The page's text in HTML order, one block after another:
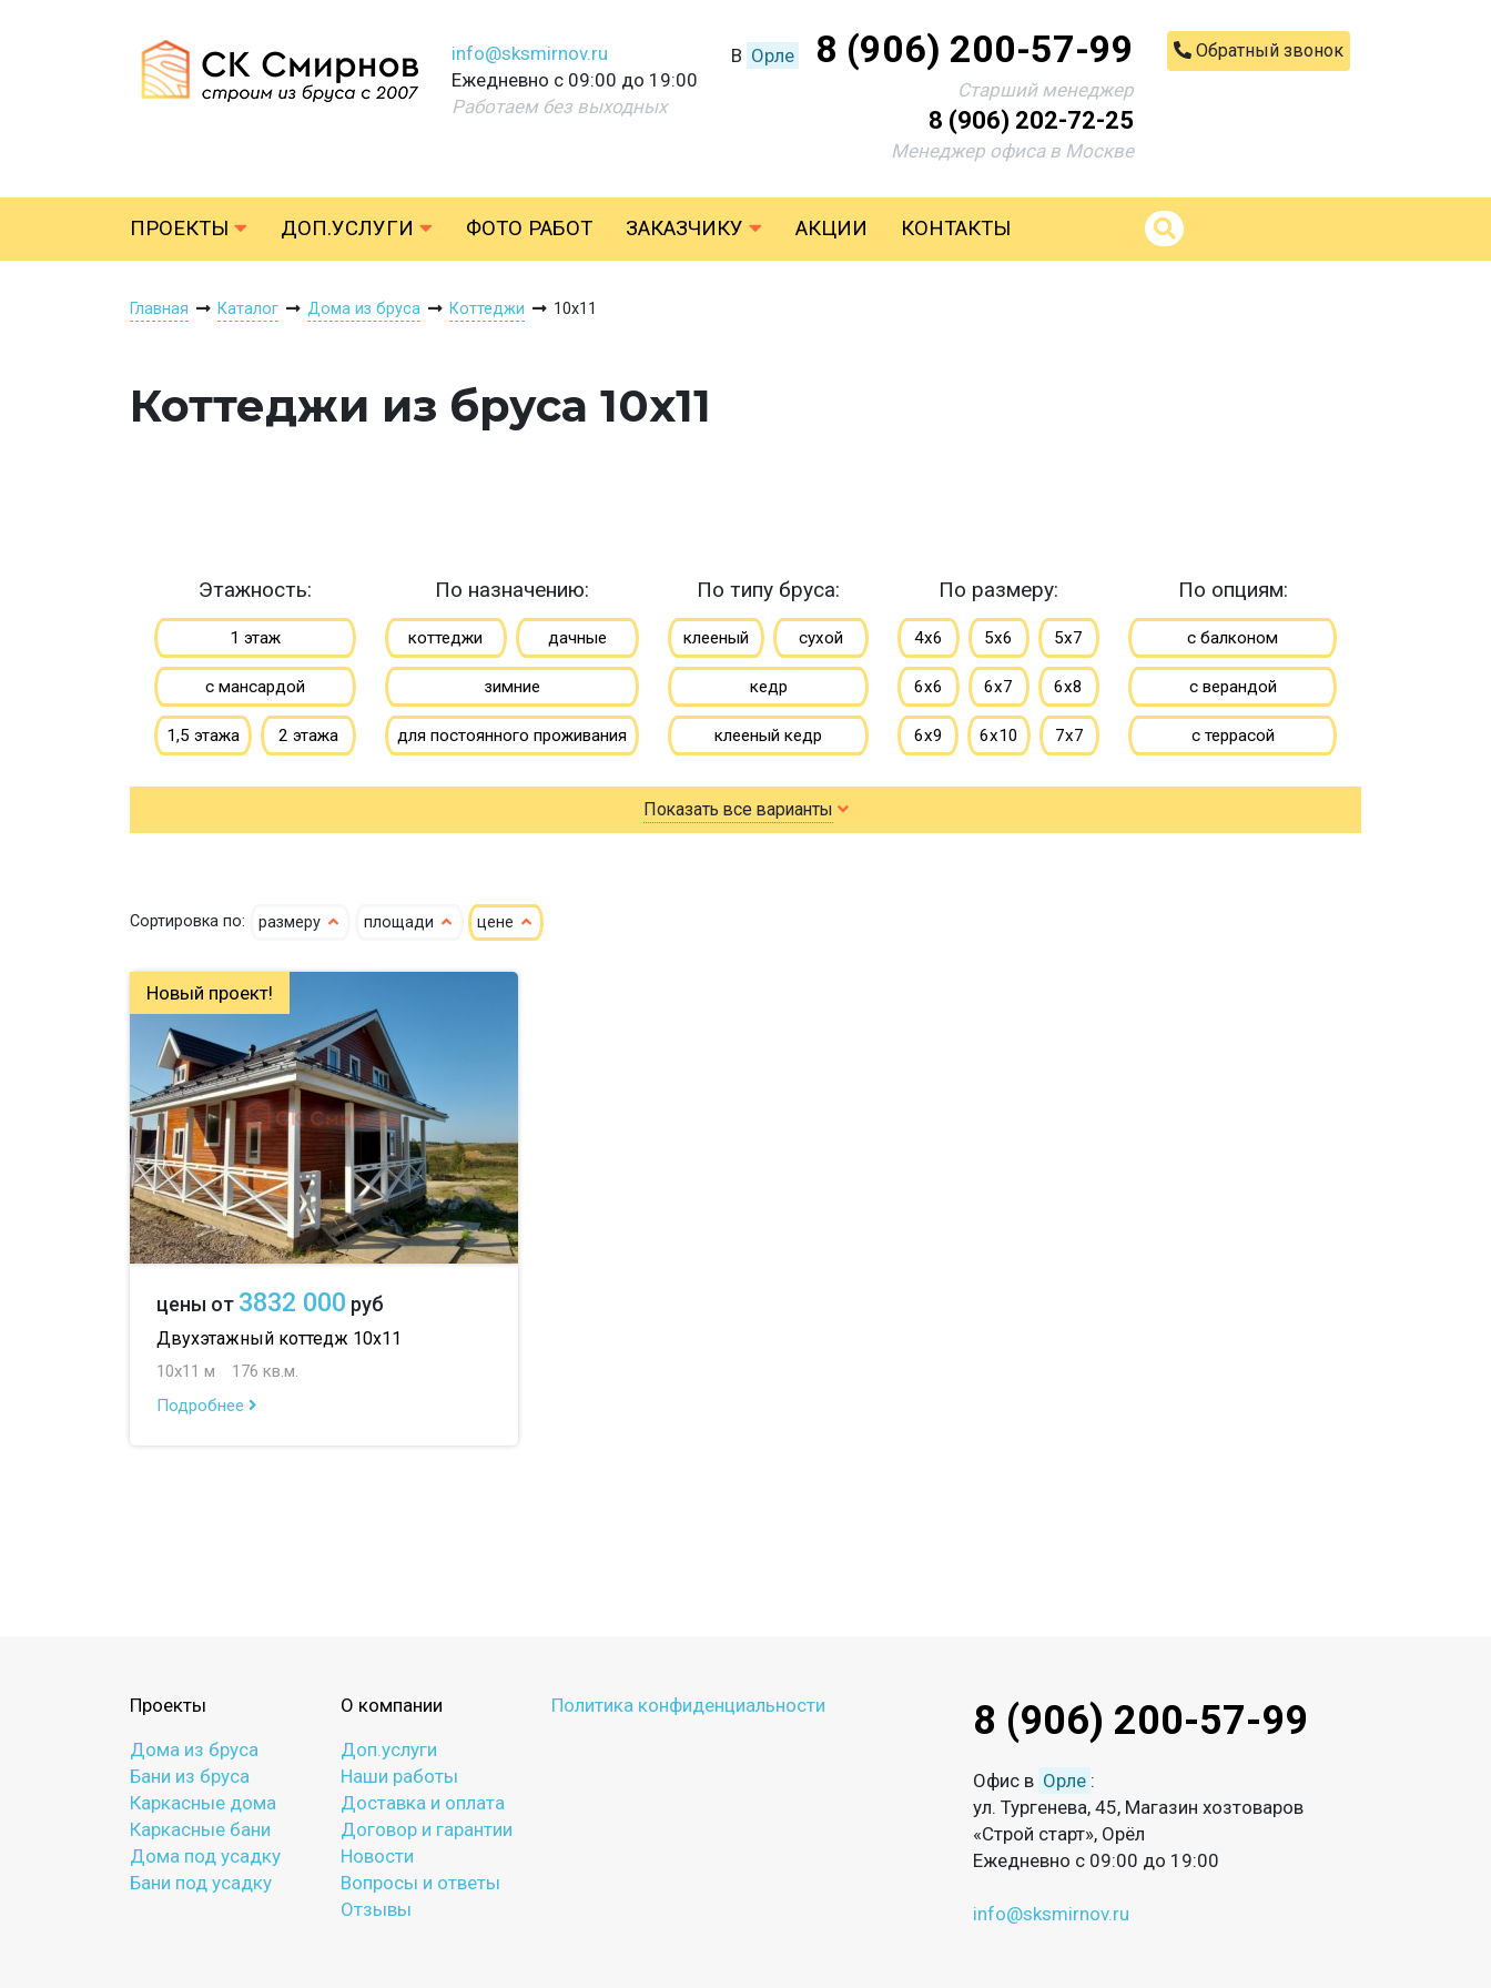
info@sksmirnov.ru
Ежедневно с 09:00 до 19:00
Работаем без выходных
В Орле 8 (906) 200-57-99
Старший менеджер
8 (906) 202-72-25
Менеджер офиса в Москве
Обратный звонок
ПРОЕКТЫ ДОП.УСЛУГИ ФОТО РАБОТ ЗАКАЗЧИКУ АКЦИИ КОНТАКТЫ
Главная Каталог Дома из бруса Коттеджи 10х11
Коттеджи из бруса 10х11
Этажность:
1 этаж
с мансардой
1,5 этажа 2 этажа
По назначению:
коттеджи дачные
зимние
для постоянного проживания
гостевые летние
По типу бруса:
клееный сухой
кедр
клееный кедр
сухой кедр
профилированный
По размеру:
4х6 5х6 5х7
6х6 6х7 6х8
6х9 6х10 7х7
7х8 7х9 7х10
8х8 8х9 8х10
По опциям:
с балконом
с верандой
с террасой
с эркером
с котельной
Показать все варианты
Сортировка по: размеру площади цене
Новый проект!
цены от 3832 000 руб
Двухэтажный коттедж 10х11
10х11 м
176 кв.м.
Подробнее
Проекты
Дома из бруса
Бани из бруса
Каркасные дома
Каркасные бани
Дома под усадку
Бани под усадку
О компании
Доп.услуги
Наши работы
Доставка и оплата
Договор и гарантии
Новости
Вопросы и ответы
Отзывы
Политика конфиденциальности 8 (906) 200-57-99
Офис в Орле :
ул. Тургенева, 45, Магазин хозтоваров
«Строй старт», Орёл
Ежедневно с 09:00 до 19:00
info@sksmirnov.ru